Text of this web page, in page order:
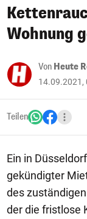
Wohnung
Von Heute
14.09.2021,
Teilen
Ein in
gekündigter
des
der die fristlose